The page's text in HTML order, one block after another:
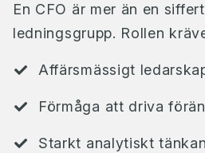
En CFO är mer än en
ledningsgrupp. Rollen
Affärsmässigt
Förmåga att driva
Starkt analytiskt